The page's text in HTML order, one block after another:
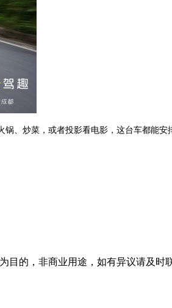
、炒菜，或者投影看电影，这台车都能安
的，非商业用途，如有异议请及时联